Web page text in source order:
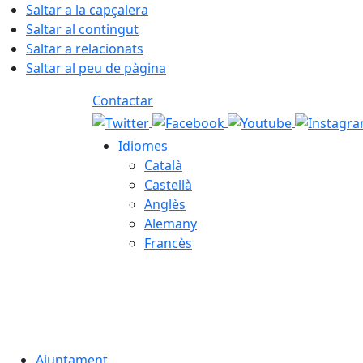
Saltar a la capçalera
Saltar al contingut
Saltar a relacionats
Saltar al peu de pàgina
Contactar
Idiomes
Català
Castellà
Anglès
Alemany
Francès